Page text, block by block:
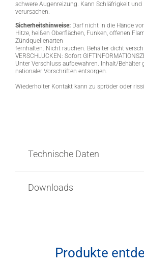
schwere Augenreizung. Kann Schläfrigkeit
verursachen.
Sicherheitshinweise: Darf nicht in die Hände
Hitze, heißen Oberflächen, Funken, offenen
Zündquellenarten
fernhalten. Nicht rauchen. Behälter dicht
VERSCHLUCKEN: Sofort
Unter Verschluss aufbewahren. Inhalt/Behälter
nationaler Vorschriften entsorgen.
Wiederholter Kontakt kann zu spröder oder
Technische Daten
Downloads
Produkte